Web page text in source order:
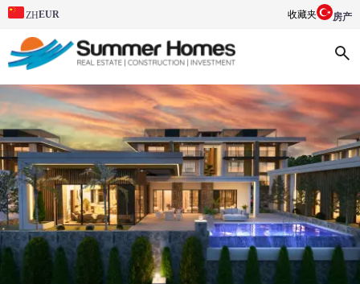
ZHEUR 收藏夹 房产